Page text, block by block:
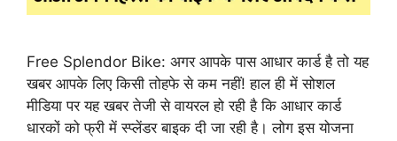
Free Splendor Bike: अगर आपके पास आधार कार्ड है तो यह
खबर आपके लिए किसी तोहफे से कम नहीं! हाल ही में सोशल
मीडिया पर यह खबर तेजी से वायरल हो रही है कि आधार कार्ड
धारकों को फ्री में स्प्लेंडर बाइक दी जा रही है। लोग इस योजना